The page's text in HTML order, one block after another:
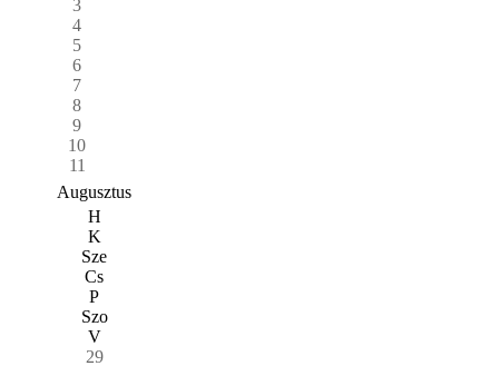
3
4
5
6
7
8
9
10
11
Augusztus
H
K
Sze
Cs
P
Szo
V
29